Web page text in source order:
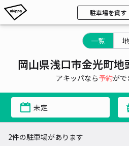
駐車場を貸す
一覧
岡山県浅口市金光町
アキッパなら予約がで
未定
2件の駐車場があります